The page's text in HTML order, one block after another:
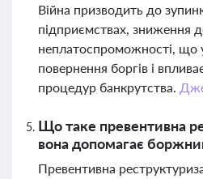
Війна призводить до
підприємствах, зниження
неплатоспроможності, що
повернення боргів і
процедур банкрутства.
Що таке превентивна
вона допомагає
Превентивна